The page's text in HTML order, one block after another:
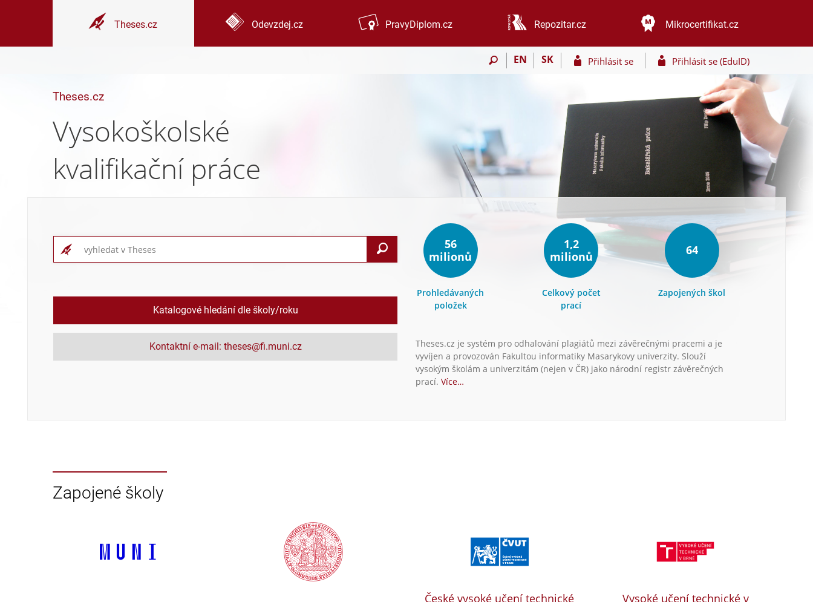
Theses.cz Odevzdej.cz PravyDiplom.cz Repozitar.cz Mikrocertifikat.cz
EN SK Přihlásit se Přihlásit se (EduID)
Theses.cz
Vysokoškolské
kvalifikační práce
Vyhledat
Katalogové hledání dle školy/roku
Kontaktní e-mail: theses@fi.muni.cz
56
milionů
Prohledávaných
položek
1,2
milionů
Celkový počet
prací
64
Zapojených škol
Theses.cz je systém pro odhalování plagiátů mezi závěrečnými pracemi a je
vyvíjen a provozován Fakultou informatiky Masarykovy univerzity. Slouží
vysokým školám a univerzitám (nejen v ČR) jako národní registr závěrečných
prací. Více…
Zapojené školy
České vysoké učení technické
Vysoké učení technické v